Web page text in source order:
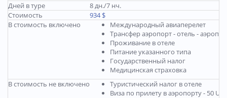
Дней в туре
8 дн./7 нч.
Стоимость
934 $
В стоимость включено
Международный авиаперелет
Трансфер аэропорт - отель -
Проживание в отеле
Питание указанного типа
Государственный налог
Медицинская страховка
В стоимость не включено
Туристический налог в отеле
Виза по прилету в аэропорту - 50